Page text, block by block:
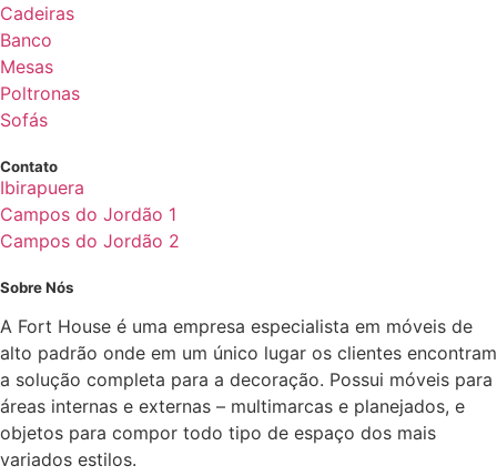
Cadeiras
Banco
Mesas
Poltronas
Sofás
Contato
Ibirapuera
Campos do Jordão 1
Campos do Jordão 2
Sobre Nós
A Fort House é uma empresa especialista em móveis de
alto padrão onde em um único lugar os clientes encontram
a solução completa para a decoração. Possui móveis para
áreas internas e externas – multimarcas e planejados, e
objetos para compor todo tipo de espaço dos mais
variados estilos.